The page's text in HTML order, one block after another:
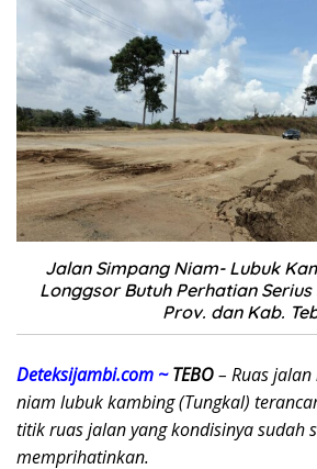
Jalan Simpang Niam- Lubuk
Longgsor Butuh Perhatian
Prov. dan Kab.
Deteksijambi.com ~ TEBO– Ruas
niam lubuk kambing (Tungkal)
titik ruas jalan yang kondisinya sudah
memprihatinkan.